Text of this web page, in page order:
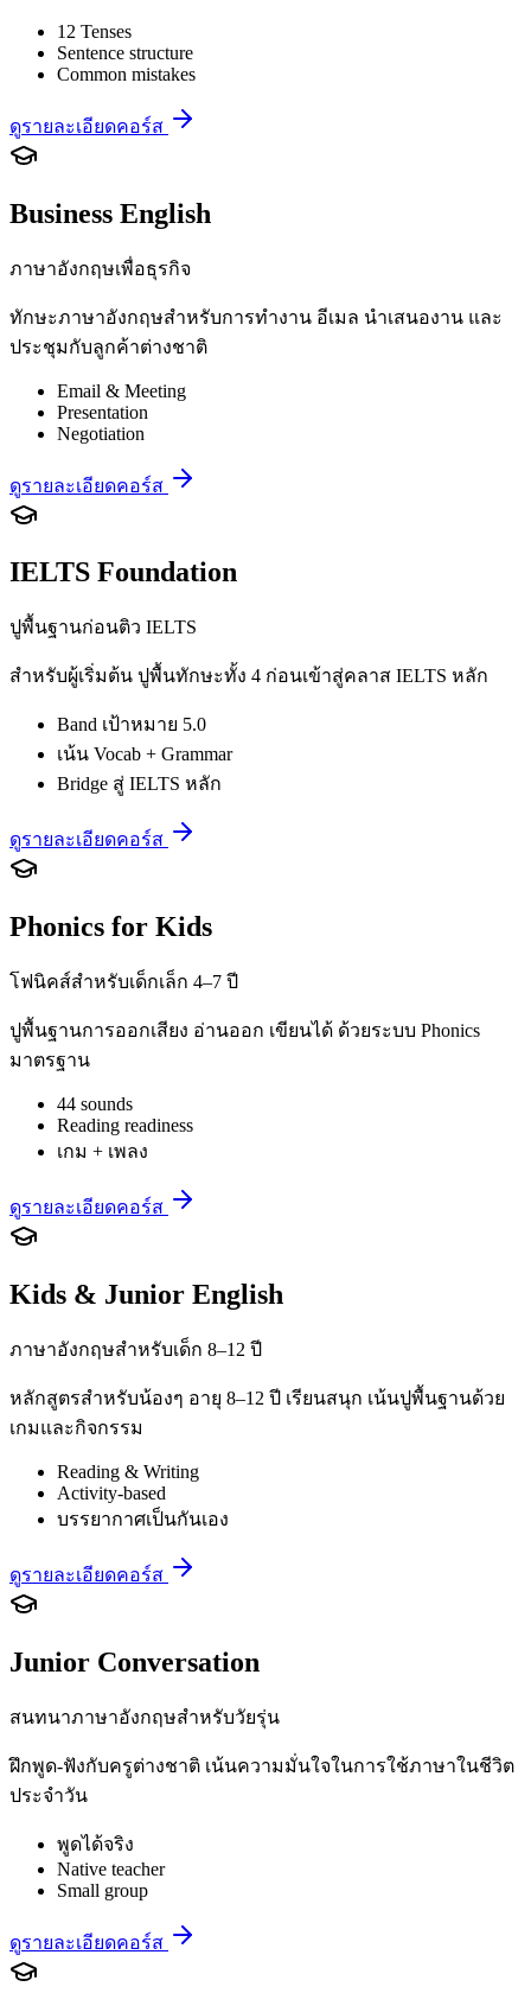
12 Tenses
Sentence structure
Common mistakes
ดูรายละเอียดคอร์ส
Business English
ภาษาอังกฤษเพื่อธุรกิจ
ทักษะภาษาอังกฤษสำหรับการทำงาน อีเมล นำเสนองาน และ
ประชุมกับลูกค้าต่างชาติ
Email & Meeting
Presentation
Negotiation
ดูรายละเอียดคอร์ส
IELTS Foundation
ปูพื้นฐานก่อนติว IELTS
สำหรับผู้เริ่มต้น ปูพื้นทักษะทั้ง 4 ก่อนเข้าสู่คลาส IELTS หลัก
Band เป้าหมาย 5.0
เน้น Vocab + Grammar
Bridge สู่ IELTS หลัก
ดูรายละเอียดคอร์ส
Phonics for Kids
โฟนิคส์สำหรับเด็กเล็ก 4–7 ปี
ปูพื้นฐานการออกเสียง อ่านออก เขียนได้ ด้วยระบบ Phonics
มาตรฐาน
44 sounds
Reading readiness
เกม + เพลง
ดูรายละเอียดคอร์ส
Kids & Junior English
ภาษาอังกฤษสำหรับเด็ก 8–12 ปี
หลักสูตรสำหรับน้องๆ อายุ 8–12 ปี เรียนสนุก เน้นปูพื้นฐานด้วย
เกมและกิจกรรม
Reading & Writing
Activity-based
บรรยากาศเป็นกันเอง
ดูรายละเอียดคอร์ส
Junior Conversation
สนทนาภาษาอังกฤษสำหรับวัยรุ่น
ฝึกพูด-ฟังกับครูต่างชาติ เน้นความมั่นใจในการใช้ภาษาในชีวิต
ประจำวัน
พูดได้จริง
Native teacher
Small group
ดูรายละเอียดคอร์ส